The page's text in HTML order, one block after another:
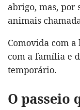
abrigo, mas, por
animais
Comovida com
com a família e
temporário.
O passeio